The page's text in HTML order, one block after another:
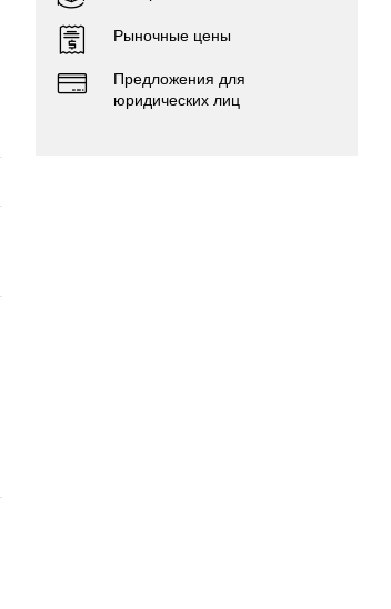
Рыночные цены
Предложения для
юридических лиц